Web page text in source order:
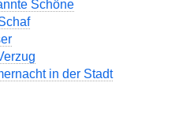
Schöne
in der Stadt